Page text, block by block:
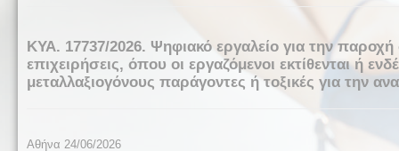
ΚΥΑ. 17737/2026. Ψηφιακό εργαλείο για την
επιχειρήσεις, όπου οι εργαζόμενοι εκτίθενται ή
μεταλλαξιογόνους παράγοντες ή τοξικές για την
Αθήνα 24/06/2026